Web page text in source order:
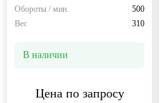
Обороты / мин.
500
Вес
310
В наличии
Цена по запросу